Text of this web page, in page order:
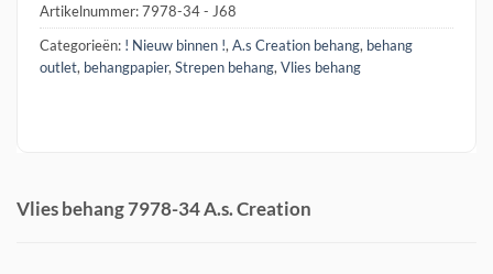
Artikelnummer:7978-34 - J68
Categorieën: ! Nieuw binnen !, A.s Creation behang, behang
outlet, behangpapier, Strepen behang, Vlies behang
Vlies behang 7978-34 A.s. Creation